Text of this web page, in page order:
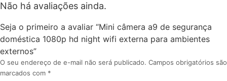
Não há avaliações ainda.
Seja o primeiro a avaliar “Mini câmera a9 de segurança
doméstica 1080p hd night wifi externa para ambientes
externos”
O seu endereço de e-mail não será publicado. Campos obrigatórios são
marcados com *